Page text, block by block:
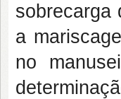
sobrecarga
a
no